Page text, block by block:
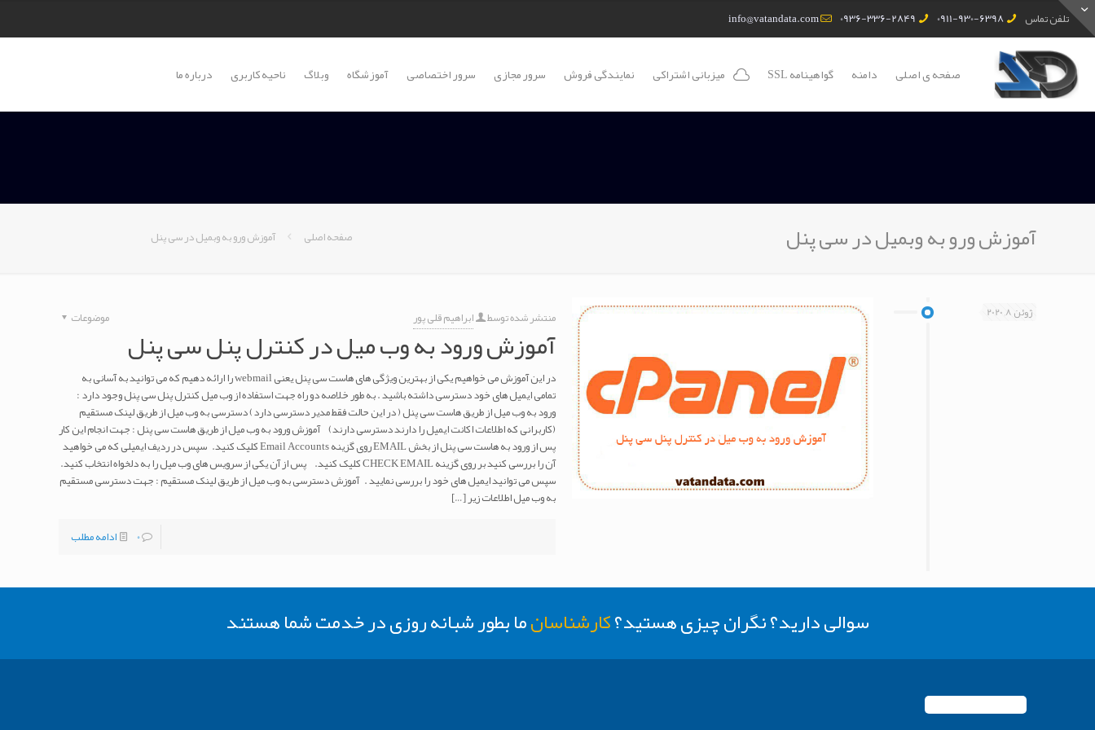
تلفن تماس 0911-930-6398
0936-336-2849
info@vatandata.com
صفحه ی اصلی دامنه گواهینامه SSL میزبانی اشتراکی نمایندگی فروش سرور مجازی سرور اختصاصی آموزشگاه وبلاگ ناحیه کاربری درباره ما
آموزش ورو به وبمیل در سی پنل صفحه اصلی آموزش ورو به وبمیل در سی پنل
ژوئن 8, 2020 منتشر شده توسط ابراهیم قلی پور موضوعات
آموزش ورود به وب میل در کنترل پنل سی پنل
در این آموزش می خواهیم یکی از بهترین ویژگی های هاست سی پنل یعنی webmail را ارائه دهیم که می توانید به آسانی به
تمامی ایمیل های خود دسترسی داشته باشید . به طور خلاصه دو راه جهت استفاده از وب میل کنترل پنل سی پنل وجود دارد :
ورود به وب میل از طریق هاست سی پنل ( در این حالت فقط مدیر دسترسی دارد) دسترسی به وب میل از طریق لینک مستقیم
(کاربرانی که اطلاعات اکانت ایمیل را دارند دسترسی دارند) آموزش ورود به وب میل از طریق هاست سی پنل : جهت انجام این کار
پس از ورود به هاست سی پنل از بخش EMAIL روی گزینه Email Accounts کلیک کنید. سپس در ردیف ایمیلی که می خواهید
آن را بررسی کنید بر روی گزینه CHECK EMAIL کلیک کنید. پس از آن یکی از سرویس های وب میل را به دلخواه انتخاب کنید.
سپس می توانید ایمیل های خود را بررسی نمایید . آموزش دسترسی به وب میل از طریق لینک مستقیم : جهت دسترسی مستقیم
به وب میل اطلاعات زیر[…]
0
ادامه مطلب
سوالی دارید؟ نگران چیزی هستید؟کارشناسانما بطور شبانه روزی در خدمت شما هستند